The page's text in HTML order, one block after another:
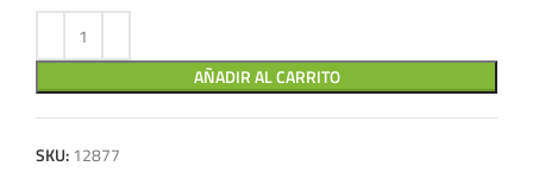
AÑADIR AL CARRITO
SKU:12877